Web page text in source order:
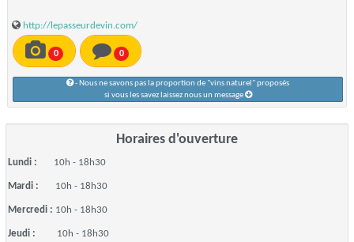
http://lepasseurdevin.com/
0 0
- Nous ne savons pas la proportion de "vins naturel" proposés
si vous les savez laissez nous un message
Horaires d'ouverture
Lundi : 10h - 18h30
Mardi : 10h - 18h30
Mercredi : 10h - 18h30
Jeudi : 10h - 18h30